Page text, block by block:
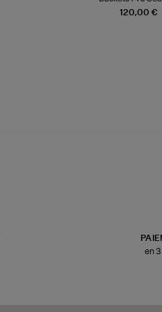
120,00 €
en